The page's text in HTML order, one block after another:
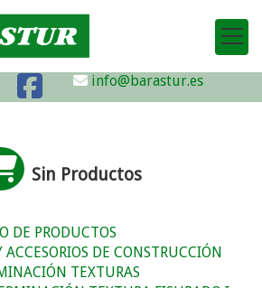
info@barastur.es
Sin Productos
DE PRODUCTOS
DE CONSTRUCCIÓN
TEXTURAS